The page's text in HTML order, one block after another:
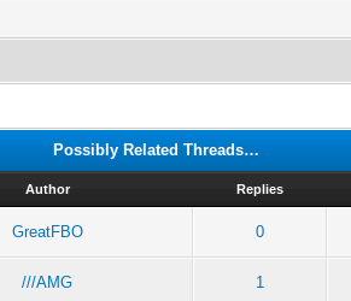
Possibly Related Threads…
Author Replies
GreatFBO 0
///AMG 1